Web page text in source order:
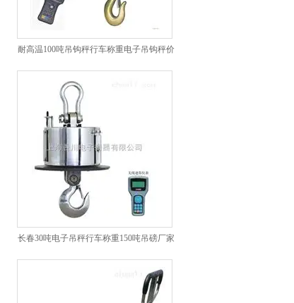
耐高温100吨吊钩秤行车称重电子吊钩秤价
格
长春30吨电子吊秤行车称重150吨吊磅厂家